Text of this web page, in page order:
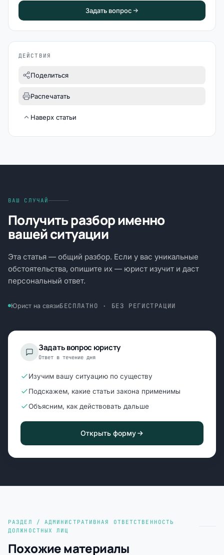
Задать вопрос
ДЕЙСТВИЯ
Поделиться
Распечатать
Наверх статьи
ВАШ СЛУЧАЙ
Получить разбор именно
вашей ситуации
Эта статья — общий разбор. Если у вас уникальные
обстоятельства, опишите их — юрист изучит и даст
персональный ответ.
Юрист на связиБЕСПЛАТНО · БЕЗ РЕГИСТРАЦИИ
Задать вопрос юристу
Ответ в течение дня
Изучим вашу ситуацию по существу
Подскажем, какие статьи закона применимы
Объясним, как действовать дальше
Открыть форму
РАЗДЕЛ / АДМИНИСТРАТИВНАЯ ОТВЕТСТВЕННОСТЬ
ДОЛЖНОСТНЫХ ЛИЦ
Похожие материалы